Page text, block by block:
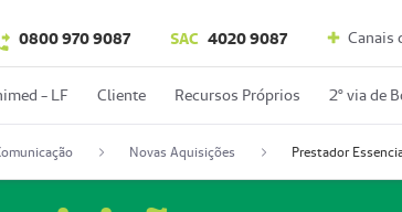
0800 970 9087 SAC 4020 9087 Canais
- LF Cliente Recursos Próprios 2º via de
Novas Aquisições